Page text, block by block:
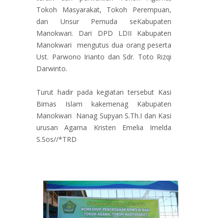
Tokoh Masyarakat, Tokoh Perempuan,
dan Unsur Pemuda seKabupaten
Manokwari. Dari DPD LDII Kabupaten
Manokwari mengutus dua orang peserta
Ust. Parwono Irianto dan Sdr. Toto Rizqi
Darwinto.
Turut hadir pada kegiatan tersebut Kasi
Bimas Islam kakemenag Kabupaten
Manokwari Nanag Supyan S.Th.I dan Kasi
urusan Agama Kristen Emelia Imelda
S.Sos//*TRD